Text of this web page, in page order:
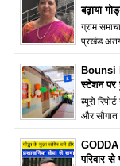
बढ़ाया
ग्राम
प्रखंड
Bounsi
स्टेशन पर
ब्यूरो
और सौगात
GODDA
परिवार